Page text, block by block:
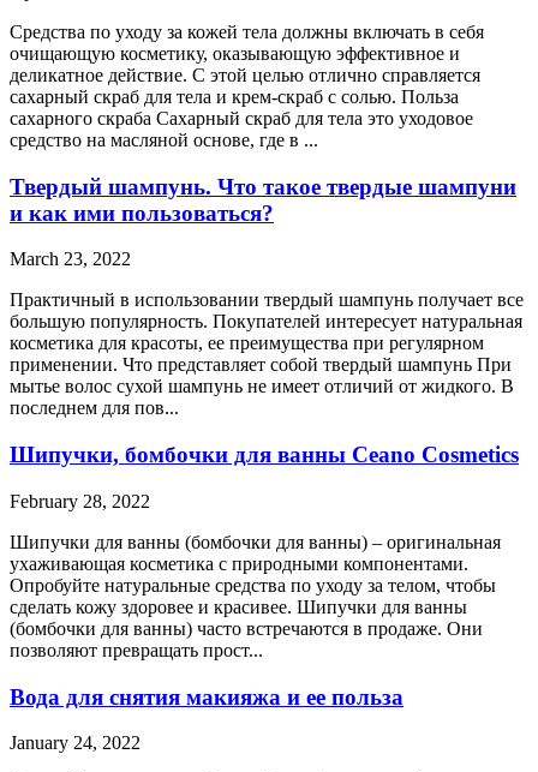
Средства по уходу за кожей тела должны включать в себя
очищающую косметику, оказывающую эффективное и
деликатное действие. С этой целью отлично справляется
сахарный скраб для тела и крем-скраб с солью. Польза
сахарного скраба Сахарный скраб для тела это уходовое
средство на масляной основе, где в ...
Твердый шампунь. Что такое твердые шампуни
и как ими пользоваться?
March 23, 2022
Практичный в использовании твердый шампунь получает все
большую популярность. Покупателей интересует натуральная
косметика для красоты, ее преимущества при регулярном
применении. Что представляет собой твердый шампунь При
мытье волос сухой шампунь не имеет отличий от жидкого. В
последнем для пов...
Шипучки, бомбочки для ванны Ceano Cosmetics
February 28, 2022
Шипучки для ванны (бомбочки для ванны) – оригинальная
ухаживающая косметика с природными компонентами.
Опробуйте натуральные средства по уходу за телом, чтобы
сделать кожу здоровее и красивее. Шипучки для ванны
(бомбочки для ванны) часто встречаются в продаже. Они
позволяют превращать прост...
Вода для снятия макияжа и ее польза
January 24, 2022